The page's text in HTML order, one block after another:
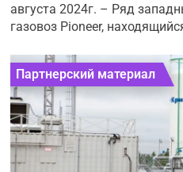
августа 2024г. – Ряд
газовоз Pioneer,
Партнерский материал